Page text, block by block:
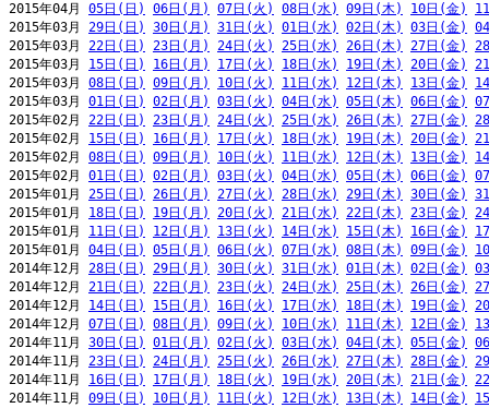
2015年04月 05日(日) 06日(月) 07日(火) 08日(水) 09日(木) 10日(金)
2015年03月 29日(日) 30日(月) 31日(火) 01日(水) 02日(木) 03日(金)
2015年03月 22日(日) 23日(月) 24日(火) 25日(水) 26日(木) 27日(金)
2015年03月 15日(日) 16日(月) 17日(火) 18日(水) 19日(木) 20日(金)
2015年03月 08日(日) 09日(月) 10日(火) 11日(水) 12日(木) 13日(金)
2015年03月 01日(日) 02日(月) 03日(火) 04日(水) 05日(木) 06日(金)
2015年02月 22日(日) 23日(月) 24日(火) 25日(水) 26日(木) 27日(金)
2015年02月 15日(日) 16日(月) 17日(火) 18日(水) 19日(木) 20日(金)
2015年02月 08日(日) 09日(月) 10日(火) 11日(水) 12日(木) 13日(金)
2015年02月 01日(日) 02日(月) 03日(火) 04日(水) 05日(木) 06日(金)
2015年01月 25日(日) 26日(月) 27日(火) 28日(水) 29日(木) 30日(金)
2015年01月 18日(日) 19日(月) 20日(火) 21日(水) 22日(木) 23日(金)
2015年01月 11日(日) 12日(月) 13日(火) 14日(水) 15日(木) 16日(金)
2015年01月 04日(日) 05日(月) 06日(火) 07日(水) 08日(木) 09日(金)
2014年12月 28日(日) 29日(月) 30日(火) 31日(水) 01日(木) 02日(金)
2014年12月 21日(日) 22日(月) 23日(火) 24日(水) 25日(木) 26日(金)
2014年12月 14日(日) 15日(月) 16日(火) 17日(水) 18日(木) 19日(金)
2014年12月 07日(日) 08日(月) 09日(火) 10日(水) 11日(木) 12日(金)
2014年11月 30日(日) 01日(月) 02日(火) 03日(水) 04日(木) 05日(金)
2014年11月 23日(日) 24日(月) 25日(火) 26日(水) 27日(木) 28日(金)
2014年11月 16日(日) 17日(月) 18日(火) 19日(水) 20日(木) 21日(金)
2014年11月 09日(日) 10日(月) 11日(火) 12日(水) 13日(木) 14日(金)